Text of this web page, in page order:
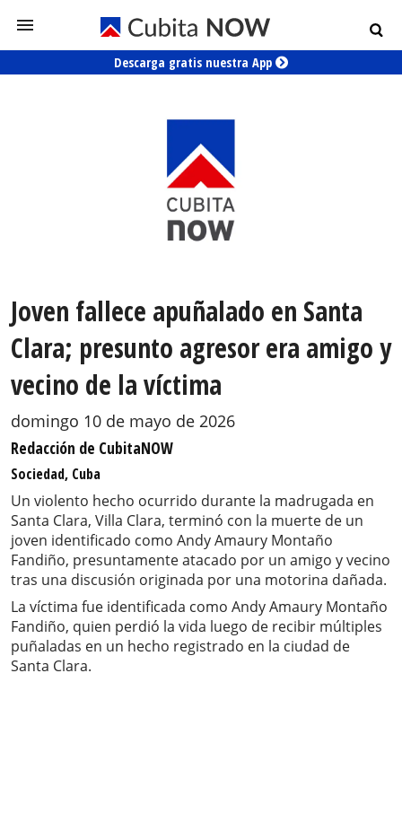
Descarga gratis nuestra App
Joven fallece apuñalado en Santa
Clara; presunto agresor era amigo y
vecino de la víctima
domingo 10 de mayo de 2026
Redacción de CubitaNOW
Sociedad, Cuba
Un violento hecho ocurrido durante la madrugada en
Santa Clara, Villa Clara, terminó con la muerte de un
joven identificado como Andy Amaury Montaño
Fandiño, presuntamente atacado por un amigo y vecino
tras una discusión originada por una motorina dañada.
La víctima fue identificada como Andy Amaury Montaño
Fandiño, quien perdió la vida luego de recibir múltiples
puñaladas en un hecho registrado en la ciudad de
Santa Clara.